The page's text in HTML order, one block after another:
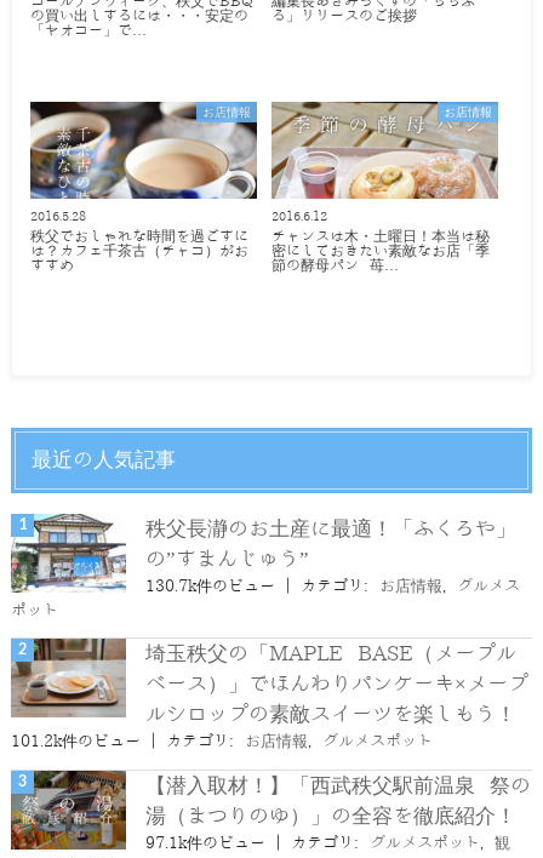
の買い出しするには・・・安定の
「ヤオコー」で…
る」リリースのご挨拶
お店情報
2016.5.28
秩父でおしゃれな時間を過ごすに
は？カフェ千茶古（チャコ）がお
すすめ
お店情報
2016.6.12
チャンスは木・土曜日！本当は秘
密にしておきたい素敵なお店「季
節の酵母パン 苺…
最近の人気記事
秩父長瀞のお土産に最適！「ふくろや」
の”すまんじゅう”
130.7k件のビュー カテゴリ: お店情報
グルメス
ポット
埼玉秩父の「MAPLE BASE（メープル
ベース）」でほんわりパンケーキ×メープ
ルシロップの素敵スイーツを楽しもう！
101.2k件のビュー カテゴリ: お店情報, グルメスポット
【潜入取材！】「西武秩父駅前温泉 祭の
湯（まつりのゆ）」の全容を徹底紹介！
97.1k件のビュー カテゴリ: グルメスポット , 観